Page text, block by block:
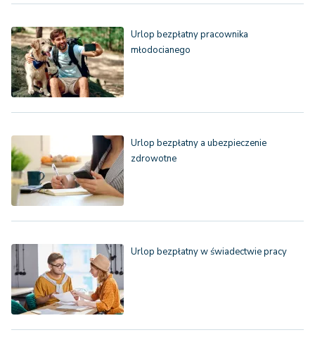
Urlop bezpłatny pracownika
młodocianego
Urlop bezpłatny a ubezpieczenie
zdrowotne
Urlop bezpłatny w świadectwie pracy